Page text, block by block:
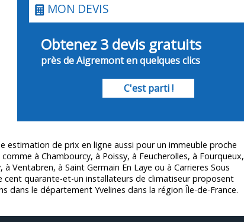
MON DEVIS
Obtenez 3 devis gratuits
près de Aigremont en quelques clics
C'est parti !
estimation de prix en ligne aussi pour un immeuble proche
à Chambourcy, à Poissy, à Feucherolles, à Fourqueux,
à Ventabren, à Saint Germain En Laye ou à Carrieres Sous
cent quarante-et-un installateurs de climatiseur proposent
dans le département Yvelines dans la région Île-de-France.